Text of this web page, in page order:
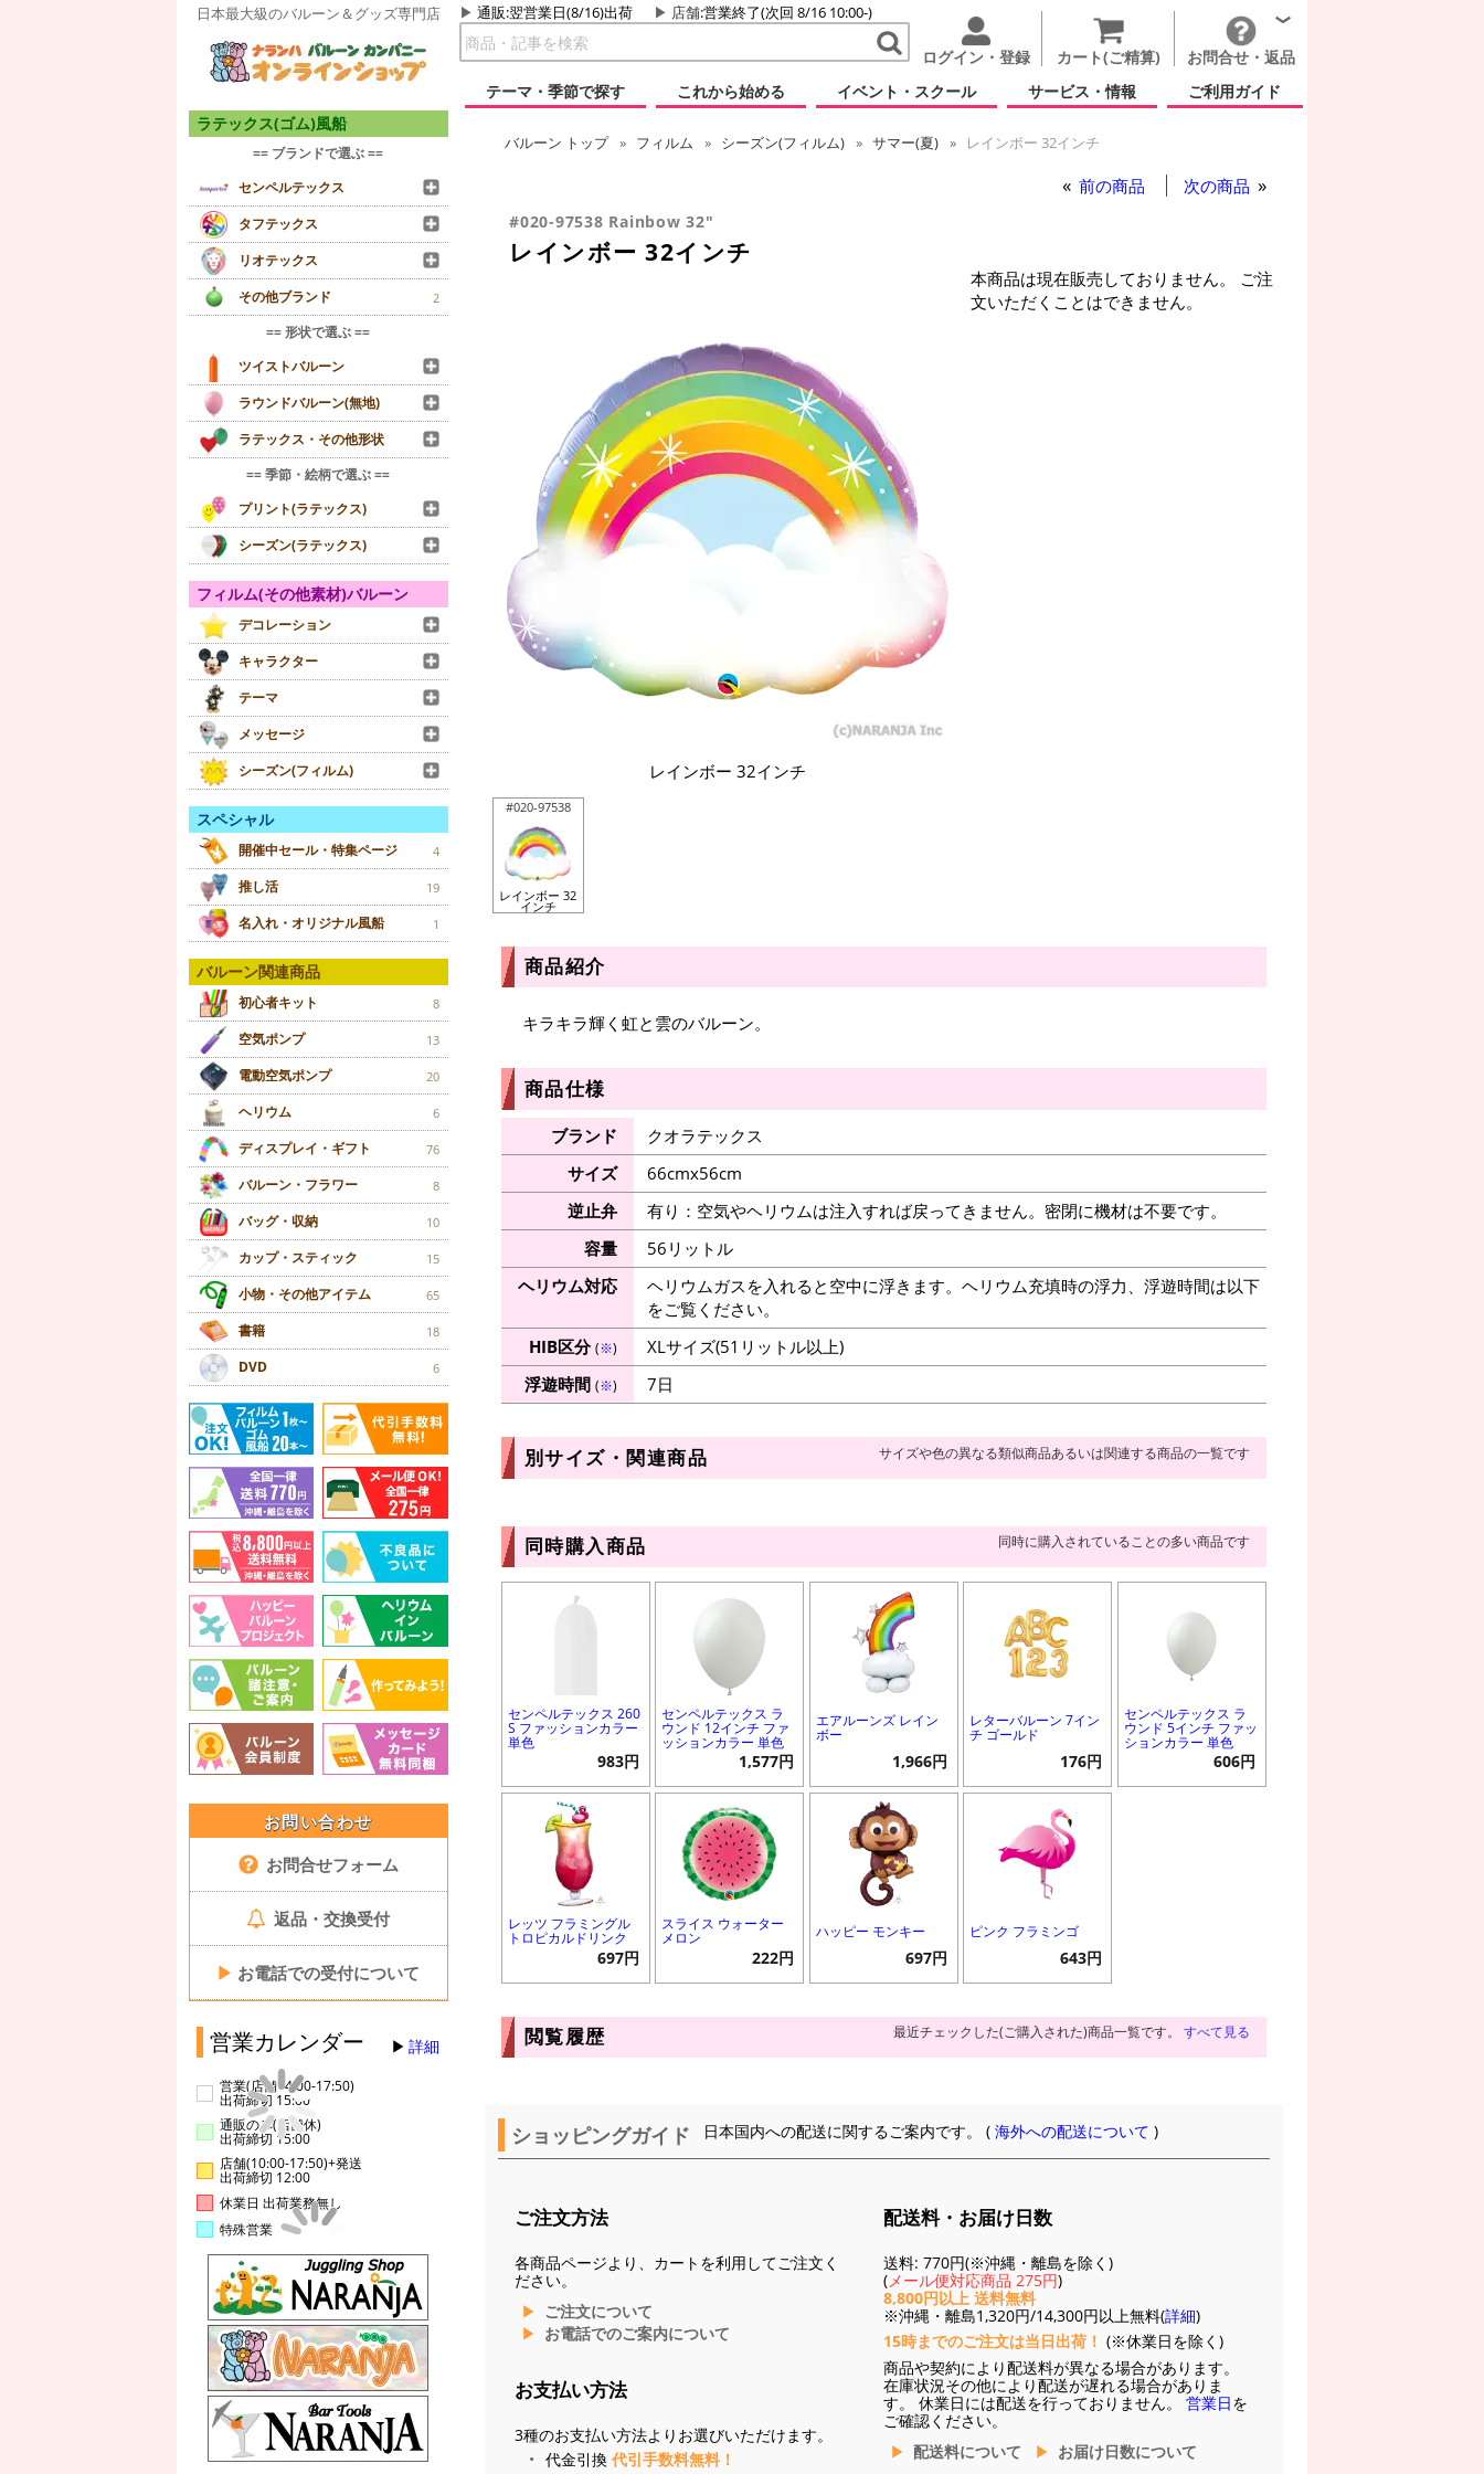
日本最大級のバルーン＆グッズ専門店 通販:翌営業日(8/16)出荷 店舗:営業終了(次回 8/16 10:00-)
ログイン・登録 カート(ご精算)
お問合せ・返品
テーマ・季節で探す
これから始める イベント・スクール サービス・情報 ご利用ガイド
ラテックス(ゴム)風船
== ブランドで選ぶ ==
センペルテックス
タフテックス
リオテックス
その他ブランド
2
== 形状で選ぶ ==
ツイストバルーン
ラウンドバルーン(無地)
ラテックス・その他形状
== 季節・絵柄で選ぶ ==
プリント(ラテックス)
シーズン(ラテックス)
フィルム(その他素材)バルーン
デコレーション
キャラクター
テーマ
メッセージ
シーズン(フィルム)
スペシャル
開催中セール・特集ページ 4
推し活 19
名入れ・オリジナル風船 1
バルーン関連商品
初心者キット 8
空気ポンプ 13
電動空気ポンプ 20
ヘリウム 6
ディスプレイ・ギフト 76
バルーン・フラワー 8
バッグ・収納 10
カップ・スティック 15
小物・その他アイテム 65
書籍 18
DVD 6
お問い合わせ
お問合せフォーム
返品・交換受付
▶ お電話での受付について
営業カレンダー 詳細
営業(店舗14:00-17:50)
出荷締切 15:00
通販のみ(店舗休)
出荷締切 15:00
店舗(10:00-17:50)+発送
出荷締切 12:00
休業日 出荷業務無し
特殊営業
バルーン トップ フィルム シーズン(フィルム) サマー(夏) レインボー 32インチ
前の商品 次の商品
#020-97538 Rainbow 32"
レインボー 32インチ
レインボー 32インチ
#020-97538
レインボー 32
インチ
本商品は現在販売しておりません。 ご注
文いただくことはできません。
商品紹介
キラキラ輝く虹と雲のバルーン。
商品仕様
ブランド
クオラテックス
サイズ
66cmx56cm
逆止弁
有り：空気やヘリウムは注入すれば戻ってきません。密閉に機材は不要です。
容量
56リットル
ヘリウム対応
ヘリウムガスを入れると空中に浮きます。ヘリウム充填時の浮力、浮遊時間は以下
をご覧ください。
HIB区分(※)
XLサイズ(51リットル以上)
浮遊時間 (※) 7日
別サイズ・関連商品 サイズや色の異なる類似商品あるいは関連する商品の一覧です
同時購入商品 同時に購入されていることの多い商品です
センペルテックス 260
S ファッションカラー
単色
983円
センペルテックス ラ
ウンド 12インチ ファ
ッションカラー 単色
1,577円
エアルーンズ レイン
ボー
1,966円
レターバルーン 7イン
チ ゴールド
176円
センペルテックス ラ
ウンド 5インチ ファッ
ションカラー 単色
606円
レッツ フラミングル
トロピカルドリンク
697円
スライス ウォーター
メロン
222円
ハッピー モンキー
697円
ピンク フラミンゴ
643円
閲覧履歴 最近チェックした(ご購入された)商品一覧です。 すべて見る
ショッピングガイド 日本国内への配送に関するご案内です。 (海外への配送について )
ご注文方法
各商品ページより、カートを利用してご注文く
ださい。
ご注文について
お電話でのご案内について
お支払い方法
3種のお支払い方法よりお選びいただけます。
代金引換 代引手数料無料！
配送料・お届け日数
送料: 770円(※沖縄・離島を除く)
(メール便対応商品 275円)
8,800円以上 送料無料
※沖縄・離島1,320円/14,300円以上無料(詳細)
15時までのご注文は当日出荷！ (※休業日を除く)
商品や契約により配送料が異なる場合があります。
在庫状況その他により配送が遅れる場合がありま
す。 休業日には配送を行っておりません。 営業日を
ご確認ください。
配送料について
お届け日数について